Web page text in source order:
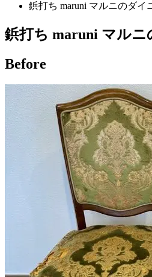
鋲打ち maruni マルニのダイ
鋲打ち maruni マルニ
Before